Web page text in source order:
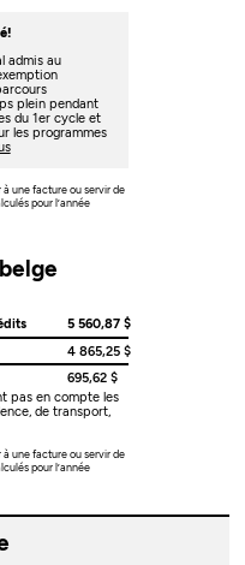
admis au
plein pendant
du 1er cycle et
les programmes
une facture ou servir de
pour l’année
5 560,87 $
4 865,25 $
695,62 $
pas en compte les
de transport,
une facture ou servir de
pour l’année